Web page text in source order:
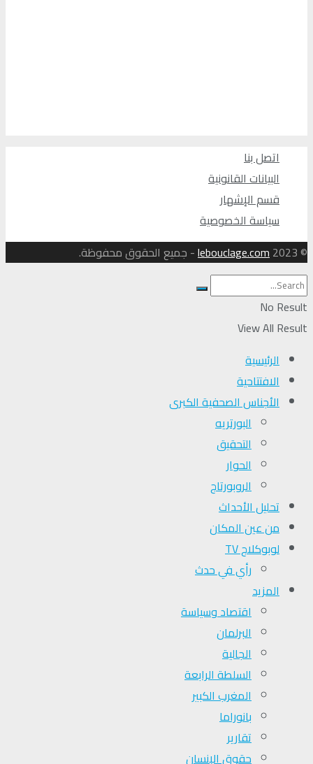
اتصل بنا
البيانات القانونية
قسم الإشهار
سياسة الخصوصية
© 2023
lebouclage.com- جميع الحقوق محفوظة.
No Result
View All Result
الرئيسية
الافتتاحية
الأجناس الصحفية الكبرى
البورتريه
التحقیق
الحوار
الروبورتاج
تحلیل الأحداث
من عين المكان
لوبوكلاج TV
رأي في حدث
المزيد
اقتصاد وسياسة
البرلمان
الجالية
السلطة الرابعة
المغرب الكبير
بانوراما
تقارير
حقوق الإنسان